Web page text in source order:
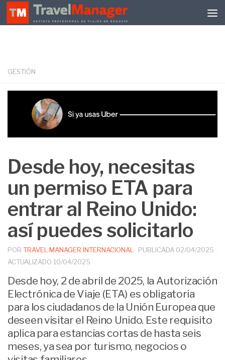
Debajo del contenido
GESTIÓN
Desde hoy, necesitas
un permiso ETA para
entrar al Reino Unido:
así puedes solicitarlo
POR TRAVEL MANAGER INTERNACIONAL · PUBLICADA 02/04/2025 ·
ACTUALIZADO 10/04/2025
Desde hoy, 2 de abril de 2025, la Autorización
Electrónica de Viaje (ETA) es obligatoria
para los ciudadanos de la Unión Europea que
deseen visitar el Reino Unido. Este requisito
aplica para estancias cortas de hasta seis
meses, ya sea por turismo, negocios o